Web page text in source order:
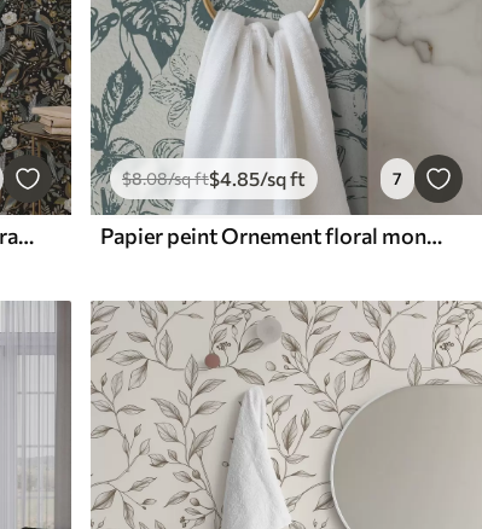
Papier peint Oiseaux parmi les branches sur fond sombre
$8.08/sq ft$4.85/sq ft 7
Papier peint Ornement floral monochrome avec des oiseaux